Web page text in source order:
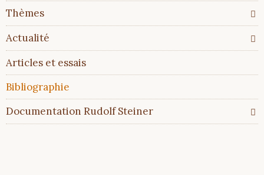
contenu
Thèmes
Actualité
Articles et essais
Bibliographie
Documentation Rudolf Steiner